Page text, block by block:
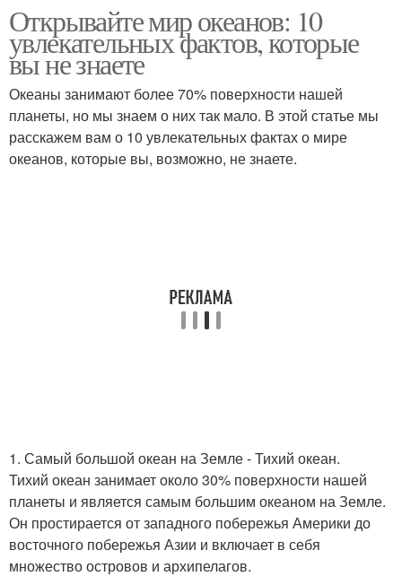
Океанский хребет
Океанский остров-
остров
Открывайте мир океанов: 10
увлекательных фактов, которые
вы не знаете
Океаны занимают более 70% поверхности нашей
планеты, но мы знаем о них так мало. В этой статье мы
расскажем вам о 10 увлекательных фактах о мире
океанов, которые вы, возможно, не знаете.
1. Самый большой океан на Земле - Тихий океан.
Тихий океан занимает около 30% поверхности нашей
планеты и является самым большим океаном на Земле.
Он простирается от западного побережья Америки до
восточного побережья Азии и включает в себя
множество островов и архипелагов.